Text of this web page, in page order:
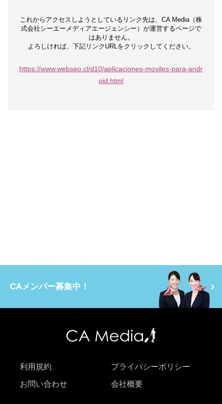
これからアクセスしようとしているリンク先は、 CA Media（株
式会社シーエーメディアエージェンシー）が運営するページで
はありません。
よろしければ、下記リンクURLをクリックしてください。
https://www.webseo.cl/d10/aplicaciones-moviles-para-andr
oid.html
CAメンバー募集中！
利用規約 プライバシーポリシー
お問い合わせ 会社概要